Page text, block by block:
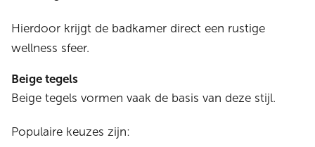
Hierdoor krijgt de badkamer direct een rustige
wellness sfeer.
Beige tegels
Beige tegels vormen vaak de basis van deze stijl.
Populaire keuzes zijn: